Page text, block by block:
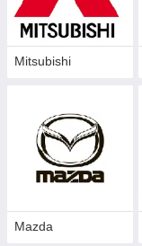
Mitsubishi
Mazda